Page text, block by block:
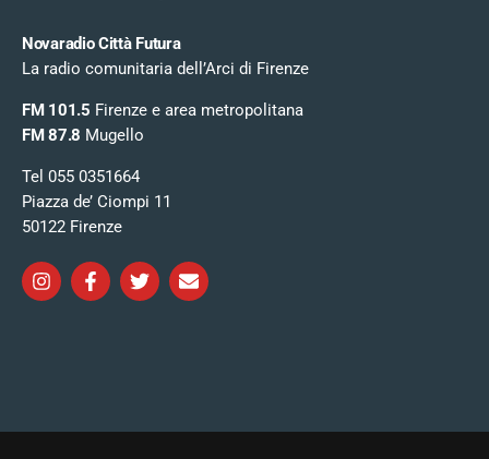
Novaradio Città Futura
La radio comunitaria dell’Arci di Firenze
FM 101.5 Firenze e area metropolitana
FM 87.8 Mugello
Tel 055 0351664
Piazza de’ Ciompi 11
50122 Firenze